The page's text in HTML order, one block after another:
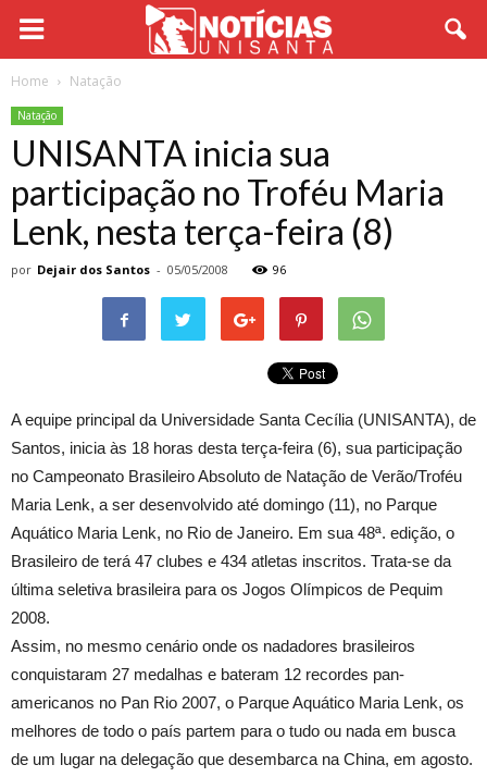
Home Natação
Natação
UNISANTA inicia sua
participação no Troféu Maria
Lenk, nesta terça-feira (8)
por Dejair dos Santos - 05/05/2008 96
A equipe principal da Universidade Santa Cecília (UNISANTA), de
Santos, inicia às 18 horas desta terça-feira (6), sua participação
no Campeonato Brasileiro Absoluto de Natação de Verão/Troféu
Maria Lenk, a ser desenvolvido até domingo (11), no Parque
Aquático Maria Lenk, no Rio de Janeiro. Em sua 48ª. edição, o
Brasileiro de terá 47 clubes e 434 atletas inscritos. Trata-se da
última seletiva brasileira para os Jogos Olímpicos de Pequim
2008.
Assim, no mesmo cenário onde os nadadores brasileiros
conquistaram 27 medalhas e bateram 12 recordes pan-
americanos no Pan Rio 2007, o Parque Aquático Maria Lenk, os
melhores de todo o país partem para o tudo ou nada em busca
de um lugar na delegação que desembarca na China, em agosto.